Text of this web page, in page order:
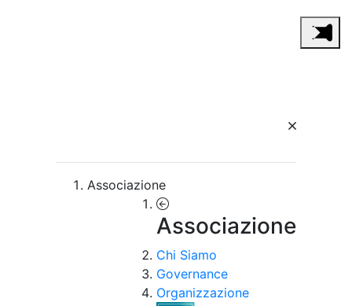
Associazione
Associazione
Chi Siamo
Governance
Organizzazione